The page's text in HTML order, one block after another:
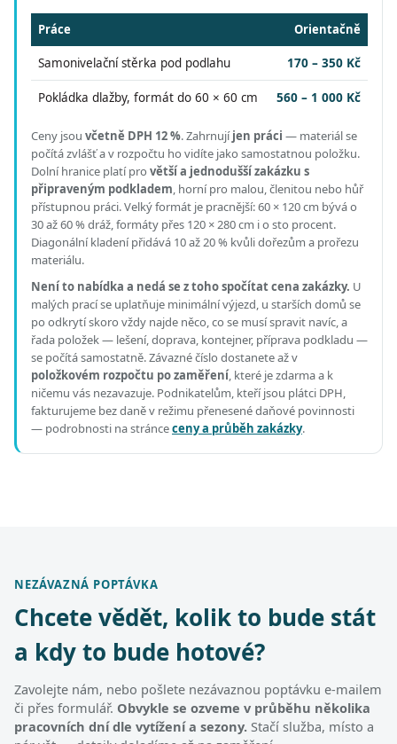
Práce Orientačně
Samonivelační stěrka pod podlahu 170 – 350 Kč
Pokládka dlažby, formát do 60 × 60 cm 560 – 1 000 Kč
Ceny jsou včetně DPH 12 %.Zahrnujíjen práci — materiál se
počítá zvlášť a v rozpočtu ho vidíte jako samostatnou položku.
Dolní hranice platí pro větší a jednodušší zakázku s
připraveným podkladem, horní pro malou, členitou nebo hůř
přístupnou práci.Velký formát je pracnější: 60 × 120 cm bývá o
30 až 60 % dráž, formáty přes 120 × 280 cm i o sto procent.
Diagonální kladení přidává 10 až 20 % kvůli dořezům a prořezu
materiálu.
Není to nabídka a nedá se z toho spočítat cena zakázky. U
malých prací se uplatňuje minimální výjezd, u starších domů se
po odkrytí skoro vždy najde něco, co se musí spravit navíc, a
řada položek — lešení, doprava, kontejner, příprava podkladu —
se počítá samostatně. Závazné číslo dostanete až v
položkovém rozpočtu po zaměření, které je zdarma a k
ničemu vás nezavazuje. Podnikatelům, kteří jsou plátci DPH,
fakturujeme bez daně v režimu přenesené daňové povinnosti
— podrobnosti na stránceceny a průběh zakázky.
NEZÁVAZNÁ POPTÁVKA
Chcete vědět, kolik to bude stát
a kdy to bude hotové?
Zavolejte nám, nebo pošlete nezávaznou poptávku e-mailem
či přes formulář. Obvykle se ozveme v průběhu několika
pracovních dní dle vytížení a sezony. Stačí služba, místo a